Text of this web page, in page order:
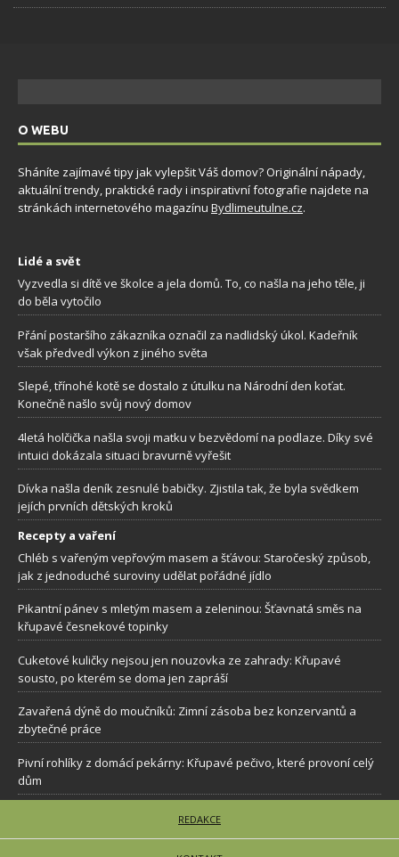
O WEBU
Sháníte zajímavé tipy jak vylepšit Váš domov? Originální nápady,
aktuální trendy, praktické rady i inspirativní fotografie najdete na
stránkách internetového magazínu Bydlimeutulne.cz.
Lidé a svět
Vyzvedla si dítě ve školce a jela domů. To, co našla na jeho těle, ji
do běla vytočilo
Přání postaršího zákazníka označil za nadlidský úkol. Kadeřník
však předvedl výkon z jiného světa
Slepé, třínohé kotě se dostalo z útulku na Národní den koťat.
Konečně našlo svůj nový domov
4letá holčička našla svoji matku v bezvědomí na podlaze. Díky své
intuici dokázala situaci bravurně vyřešit
Dívka našla deník zesnulé babičky. Zjistila tak, že byla svědkem
jejích prvních dětských kroků
Recepty a vaření
Chléb s vařeným vepřovým masem a šťávou: Staročeský způsob,
jak z jednoduché suroviny udělat pořádné jídlo
Pikantní pánev s mletým masem a zeleninou: Šťavnatá směs na
křupavé česnekové topinky
Cuketové kuličky nejsou jen nouzovka ze zahrady: Křupavé
sousto, po kterém se doma jen zapráší
Zavařená dýně do moučníků: Zimní zásoba bez konzervantů a
zbytečné práce
Pivní rohlíky z domácí pekárny: Křupavé pečivo, které provoní celý
dům
REDAKCE